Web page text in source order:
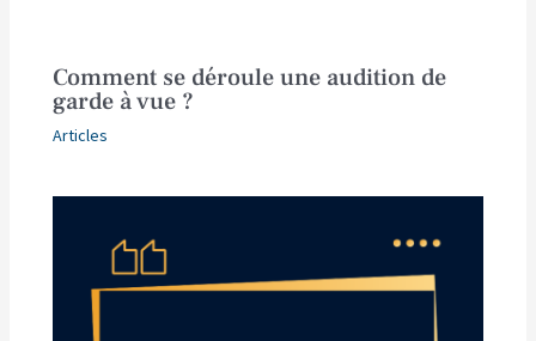
Comment se déroule une audition de
garde à vue ?
Articles